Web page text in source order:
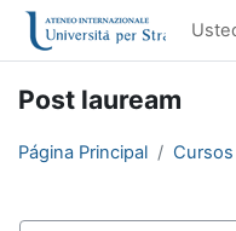
Salta al contenido principal
Post lauream
Página Principal Cursos